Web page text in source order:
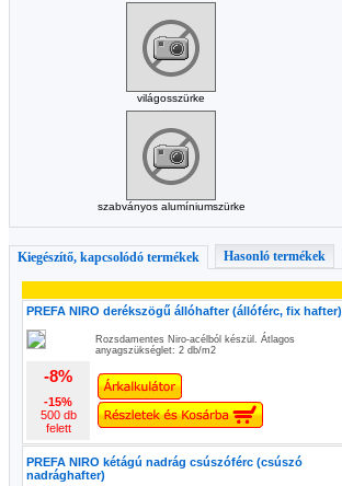
világosszürke
szabványos alumíniumszürke
Kiegészítő, kapcsolódó termékek Hasonló termékek
PREFA NIRO derékszögű állóhafter (állóférc, fix hafter)
Rozsdamentes Niro-acélból készül. Átlagos
anyagszükséglet: 2 db/m2
-8%
-15%
500 db
felett
PREFA NIRO kétágú nadrág csúszóférc (csúszó
nadrághafter)